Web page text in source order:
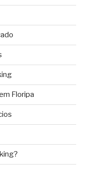
Floripa